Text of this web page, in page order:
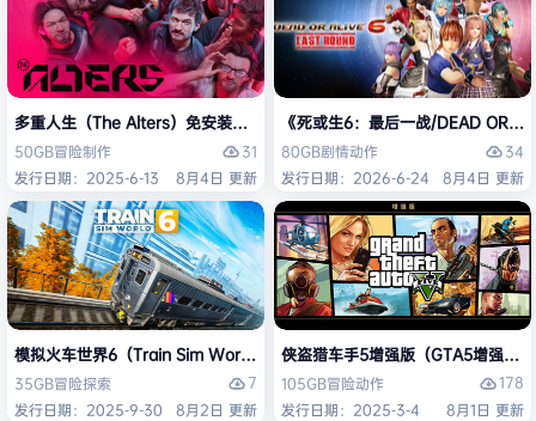
多重人生（The Alters）免安装中文版
50GB冒险制作
31
发行日期：2025-6-13
8月4日 更新
《死或生6：最后一战/DEAD OR
80GB剧情动作
34
发行日期：2026-6-24
8月4日 更新
模拟火车世界6（Train Sim World 6）免安装中文版
35GB冒险探索
7
发行日期：2025-9-30
8月2日 更新
侠盗猎车手5增强版（GTA5增强版
105GB冒险动作
178
发行日期：2025-3-4
8月1日 更新